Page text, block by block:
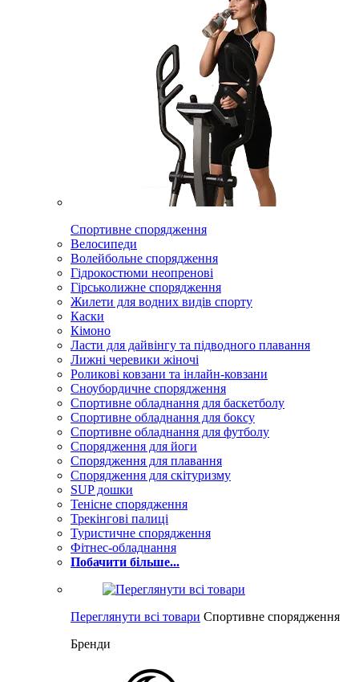
Спортивне спорядження
Велосипеди
Волейбольне спорядження
Гідрокостюми неопренові
Гірськолижне спорядження
Жилети для водних видів спорту
Каски
Кімоно
Ласти для дайвінгу та підводного плавання
Лижні черевики жіночі
Роликові ковзани та інлайн-ковзани
Сноубордичне спорядження
Спортивне обладнання для баскетболу
Спортивне обладнання для боксу
Спортивне обладнання для футболу
Спорядження для йоги
Спорядження для плавання
Спорядження для скітуризму
SUP дошки
Тенісне спорядження
Трекінгові палиці
Туристичне спорядження
Фітнес-обладнання
Побачити більше...
Переглянути всі товари Спортивне спорядження
Бренди